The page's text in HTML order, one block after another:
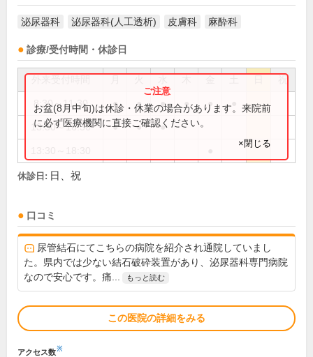
泌尿器科 泌尿器科(人工透析) 皮膚科 麻酔科
診療/受付時間・休診日
祝
8:30～11:30 ● ● ● ● ●
13:30～16:30 ● ● ●
お盆(8月中旬)は休診・休業の場合があります。来院前
に必ず医療機関に直接ご確認ください。
×閉じる
休診日: 日、祝
口コミ
尿管結石にてこちらの病院を紹介され通院していまし
た。県内では少ない結石破砕装置があり、泌尿器科専門病院
なので安心です。痛...
もっと読む
この医院の詳細をみる
アクセス数※